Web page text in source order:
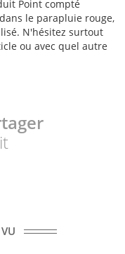
Point compté
le parapluie rouge,
N'hésitez surtout
ou avec quel autre